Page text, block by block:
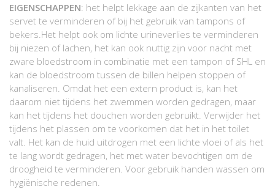
EIGENSCHAPPEN: het helpt lekkage aan de zijkanten van het
servet te verminderen of bij het gebruik van tampons of
bekers.Het helpt ook om lichte urineverlies te verminderen
bij niezen of lachen, het kan ook nuttig zijn voor nacht met
zware bloedstroom in combinatie met een tampon of SHL en
kan de bloedstroom tussen de billen helpen stoppen of
kanaliseren. Omdat het een extern product is, kan het
daarom niet tijdens het zwemmen worden gedragen, maar
kan het tijdens het douchen worden gebruikt. Verwijder het
tijdens het plassen om te voorkomen dat het in het toilet
valt. Het kan de huid uitdrogen met een lichte vloei of als het
te lang wordt gedragen, het met water bevochtigen om de
droogheid te verminderen. Voor gebruik handen wassen om
hygiënische redenen.